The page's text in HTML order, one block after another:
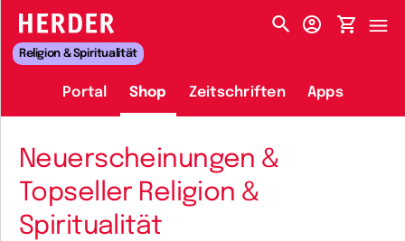
HERDER-MENÜ
Religion & Spiritualität
Portal Shop Zeitschriften Apps
Neuerscheinungen &
Topseller Religion &
Spiritualität